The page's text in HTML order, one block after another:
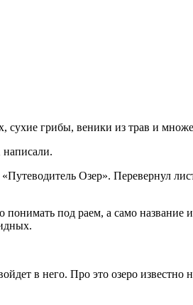
грибы, веники из трав и
Озер». Перевернул
под раем, а само название
в него. Про это озеро известно